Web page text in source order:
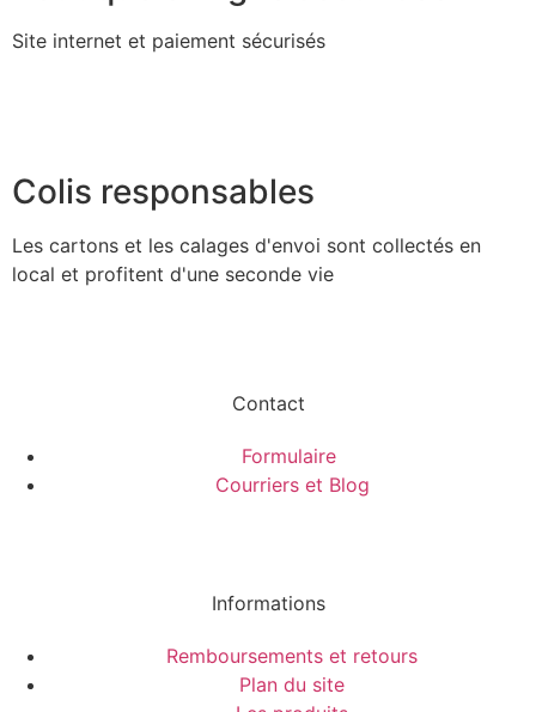
Site internet et paiement sécurisés
Colis responsables
Les cartons et les calages d'envoi sont collectés en
local et profitent d'une seconde vie
Contact
Formulaire
Courriers et Blog
Informations
Remboursements et retours
Plan du site